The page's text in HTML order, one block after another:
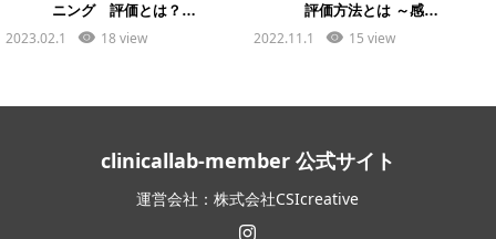
ニング 評価とは？…
2023.02.1 18 view
評価方法とは ～感…
2022.11.1 15 view
clinicallab-member 公式サイト
運営会社：株式会社CSIcreative